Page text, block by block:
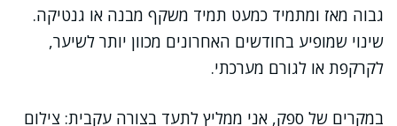
גבוה מאז ומתמיד כמעט תמיד משקף מבנה או גנטיקה.
שינוי שמופיע בחודשים האחרונים מכוון יותר לשיער,
לקרקפת או לגורם מערכתי.
במקרים של ספק, אני ממליץ לתעד בצורה עקבית: צילום